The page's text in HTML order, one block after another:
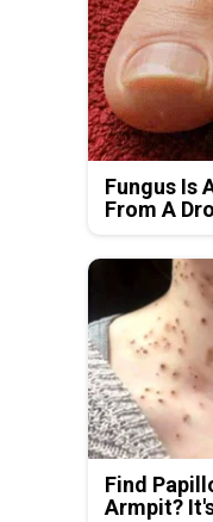
Fungus Is
From A
Find
Armpit?